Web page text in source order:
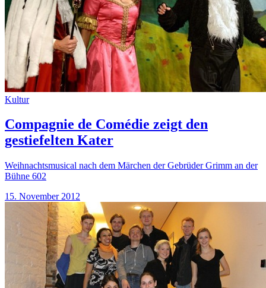
Kultur
Compagnie de Comédie zeigt den
gestiefelten Kater
Weihnachtsmusical nach dem Märchen der Gebrüder Grimm an der
Bühne 602
15. November 2012